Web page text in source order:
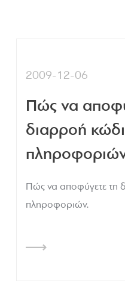
2009-12-06
Πώς να
διαρροή
Πώς να αποφύγετε τη
πληροφοριών.